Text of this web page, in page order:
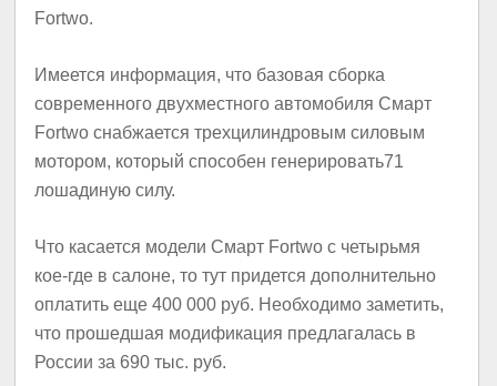
Fortwo.
Имеется информация, что базовая сборка
современного двухместного автомобиля Смарт
Fortwo снабжается трехцилиндровым силовым
мотором, который способен генерировать71
лошадиную силу.
Что касается модели Смарт Fortwo с четырьмя
кое-где в салоне, то тут придется дополнительно
оплатить еще 400 000 руб. Необходимо заметить,
что прошедшая модификация предлагалась в
России за 690 тыс. руб.